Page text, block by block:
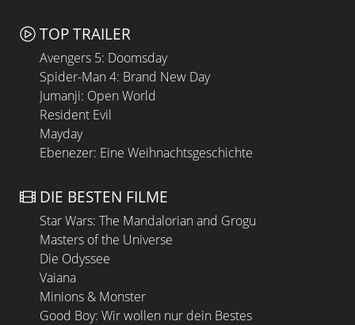
TOP TRAILER
Avengers 5: Doomsday
Spider-Man 4: Brand New Day
Jumanji: Open World
Resident Evil
Mayday
Ebenezer: Eine Weihnachtsgeschichte
DIE BESTEN FILME
Star Wars: The Mandalorian and Grogu
Masters of the Universe
Die Odyssee
Vaiana
Minions & Monster
Good Boy: Wir wollen nur dein Bestes